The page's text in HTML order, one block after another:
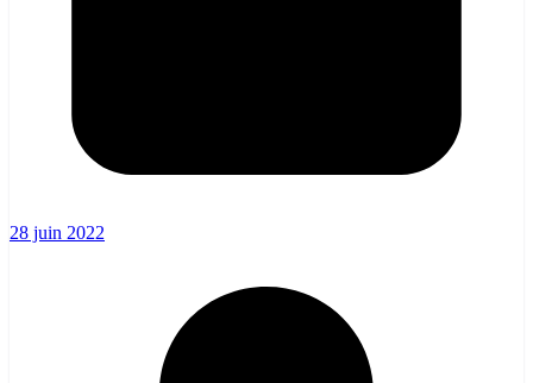
28 juin 2022